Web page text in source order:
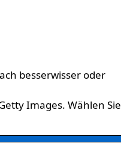
besserwisser oder
Images. Wählen Sie